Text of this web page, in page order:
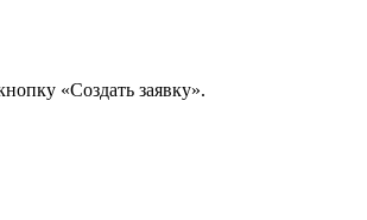
«Создать заявку».